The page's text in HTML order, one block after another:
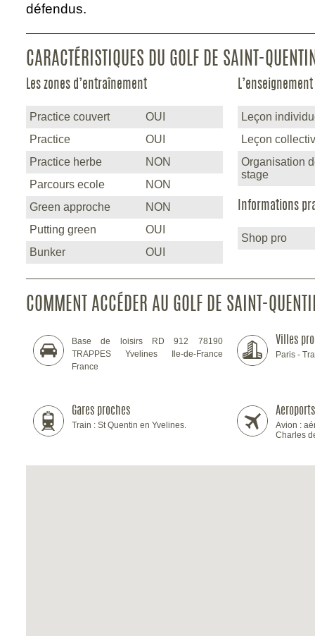
défendus.
CARACTÉRISTIQUES DU GOLF DE SAINT-
Les zones d’entraînement
Practice couvert
OUI
Practice
OUI
Practice herbe
NON
Parcours ecole
NON
Green approche
NON
Putting green
OUI
Bunker
OUI
L’enseignement
Leçon
Leçon
Organisation
stage
Informations
Shop pro
COMMENT ACCÉDER AU GOLF DE SAINT-
Base de loisirs RD 912 78190
TRAPPES Yvelines Ile-de-France
France
Villes
Paris -
Gares proches
Train : St Quentin en Yvelines.
Avion :
Charles